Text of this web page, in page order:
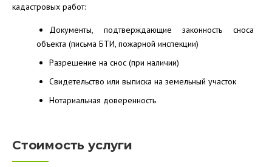
кадастровых работ:
Документы, подтверждающие законность сноса
объекта (письма БТИ, пожарной инспекции)
Разрешение на снос (при наличии)
Свидетельство или выписка на земельный участок
Нотариальная доверенность
Стоимость услуги